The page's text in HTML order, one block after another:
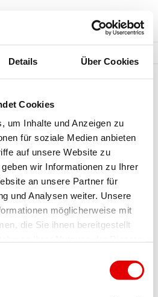
Details Über Cookies
Cookies
um Inhalte und Anzeigen zu
für soziale Medien anbieten
auf unsere Website zu
wir Informationen zu Ihrer
an unsere Partner für
und Analysen weiter. Unsere
möglicherweise mit
die Sie ihnen bereitgestellt
Finanzierung
Wir über uns
Veranstaltungen
News
Kontakt
Sie suchen?